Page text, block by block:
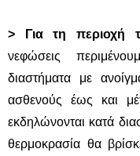
> Για τη περιοχή
νεφώσεις
διαστήματα με
ασθενούς έως και
εκδηλώνονται κατά
θερμοκρασία θα